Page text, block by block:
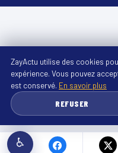
♿
ZayActu utilise des cookies
expérience. Vous pouvez
est conservé. En savoir plus
REFUSER